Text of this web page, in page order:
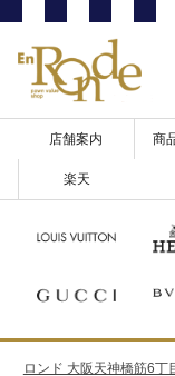
店舗案内 商
楽天
ロンド 大阪天神橋筋6丁